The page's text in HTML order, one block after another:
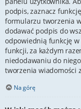
podpis, zaznacz
formularzu tworzenia
dodawać podpis do
odpowiednią funkcję
funkcji, za każdym
niedodawaniu do
tworzenia wiadomości
Na górę